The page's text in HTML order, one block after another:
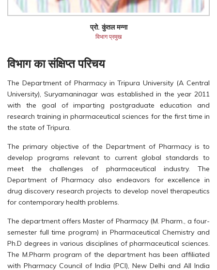
प्रो. कुंतल मन्ना
विभाग प्रमुख
विभाग का संक्षिप्त परिचय
The Department of Pharmacy in Tripura University (A Central
University), Suryamaninagar was established in the year 2011
with the goal of imparting postgraduate education and
research training in pharmaceutical sciences for the first time in
the state of Tripura.
The primary objective of the Department of Pharmacy is to
develop programs relevant to current global standards to
meet the challenges of pharmaceutical industry. The
Department of Pharmacy also endeavors for excellence in
drug discovery research projects to develop novel therapeutics
for contemporary health problems.
The department offers Master of Pharmacy (M. Pharm., a four-
semester full time program) in Pharmaceutical Chemistry and
Ph.D degrees in various disciplines of pharmaceutical sciences.
The M.Pharm program of the department has been affiliated
with Pharmacy Council of India (PCI), New Delhi and All India